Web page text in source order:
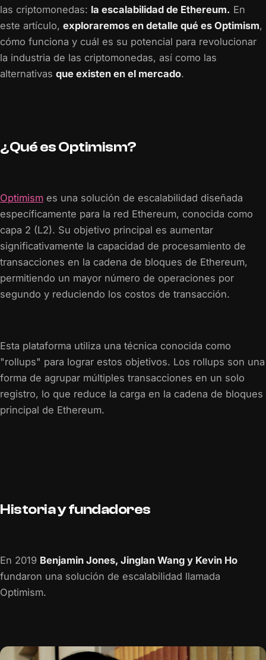
las criptomonedas: la escalabilidad de Ethereum. En
este artículo, exploraremos en detalle qué es Optimism,
cómo funciona y cuál es su potencial para revolucionar
la industria de las criptomonedas, así como las
alternativas que existen en el mercado.
¿Qué es Optimism?
Optimism es una solución de escalabilidad diseñada
específicamente para la red Ethereum, conocida como
capa 2 (L2). Su objetivo principal es aumentar
significativamente la capacidad de procesamiento de
transacciones en la cadena de bloques de Ethereum,
permitiendo un mayor número de operaciones por
segundo y reduciendo los costos de transacción.
Esta plataforma utiliza una técnica conocida como
"rollups" para lograr estos objetivos. Los rollups son una
forma de agrupar múltiples transacciones en un solo
registro, lo que reduce la carga en la cadena de bloques
principal de Ethereum.
Historia y fundadores
En 2019 Benjamin Jones, Jinglan Wang y Kevin Ho
fundaron una solución de escalabilidad llamada
Optimism.